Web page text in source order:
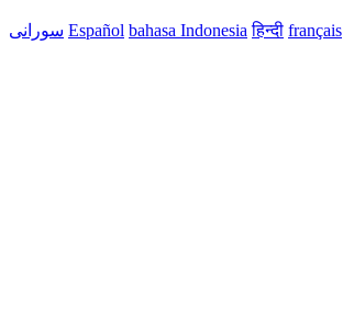
Español bahasa Indonesia हिन्दी français
سورانی